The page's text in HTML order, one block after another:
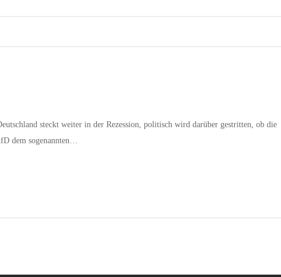
steckt weiter in der Rezession, politisch wird darüber gestritten, ob die
dem sogenannten…